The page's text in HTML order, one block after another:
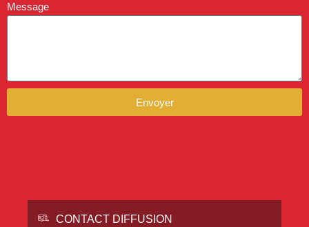
Message
Envoyer
CONTACT DIFFUSION